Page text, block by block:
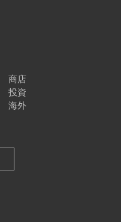
商店
投資
海外